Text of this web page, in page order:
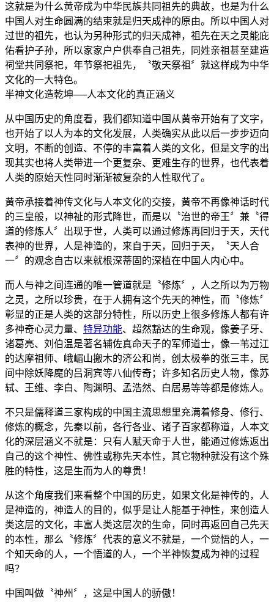
这就是为什么黄帝成为中华民族共同祖先的典故，也是为什么
中国人对生命圆满的结束就是归天成神的原由。所以中国人对
过世的祖先，也认为另种形式的归天成神，祖先在天之灵能庇
佑看护子孙，所以家家户户供奉自己祖先，同姓亲祖甚至建造
祠堂共同祭祀，年节祭祀祖先，〝敬天祭祖〞就这样成为中华
文化的一大特色。
半神文化造乾坤──人本文化的真正涵义
从中国历史的角度看，我们都知道中国从黄帝开始有了文字，
也开始了以人为本的文化发展，人类确实从此以后一步步迈向
文明，不断的创造、不停的丰富着人类的文化，但是文字的出
现其实也将人类带进一个更复杂、更难生存的世界，也代表着
人类的原始天性同时渐渐被复杂的人性取代了。
黄帝承接着神传文化与人本文化的交接，黄帝不再像神话时代
的三皇般，以神祉的形式降世，而是以〝治世的帝王〞兼〝得
道的修炼人〞出现于世，人类可以通过修炼再回归于天，天代
表神的世界，人是神造的，来自于天，回归于天，〝天人合
一〞的观念自古以来就根深蒂固的深植在中国人内心中。
而人与神之间连通的唯一管道就是〝修炼〞，人之所以为万物
之灵，之所以珍贵，在于人拥有这个先天的神性，而〝修炼〞
彰显的正是人类的这部分特性，所以历史上很多修炼人都有许
多神奇心灵力量、 特异功能、超然豁达的生命观，像姜子牙、
诸葛亮、刘伯温是著名辅佐真命天子的军师道士，像一苇过江
的达摩祖师、峨嵋山搬木的济公和尚，创太极拳的张三丰，民
间中除妖降魔的吕洞宾等八仙传奇；许多知名历史人物，像苏
轼、王维、李白、陶渊明、孟浩然、白居易等等都是修炼人。
不只是儒释道三家构成的中国主流思想里充满着修身、修行、
修炼的概念，先秦以前，各行各业、诸子百家都称道，人本文
化的深层涵义不就是：只有人赋天命于人世，能通过修炼返出
自己的这个神性、佛性或称先天本性，其它物种就没有这个殊
胜的特性，这是生而为人的尊贵！
从这个角度我们来看整个中国的历史，如果文化是神传的，人
是神造的，神造人的目的，似乎是让人能基于神性，来创造人
类这层的文化，丰富人类这层次的生命，同时再返回自己先天
的本性，那么〝修炼〞代表的意义不就是，一个觉悟的人，一
个知天命的人，一个悟道的人，一个半神恢复成为神的过程
吗？
中国叫做〝神州〞，这是中国人的骄傲！